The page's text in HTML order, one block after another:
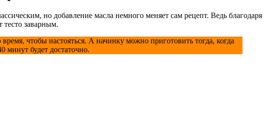
но добавление масла немного меняет сам рецепт. Ведь благодаря
тесто заварным.
чтобы настояться. А начинку можно приготовить тогда, когда
минут будет достаточно.